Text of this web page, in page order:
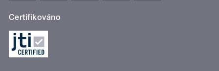
Certifikováno